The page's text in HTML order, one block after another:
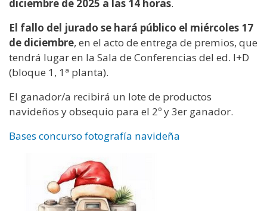
diciembre de 2025 a las 14 horas.
El fallo del jurado se hará público el miércoles 17
de diciembre, en el acto de entrega de premios, que
tendrá lugar en la Sala de Conferencias del ed. I+D
(bloque 1, 1ª planta).
El ganador/a recibirá un lote de productos
navideños y obsequio para el 2º y 3er ganador.
Bases concurso fotografía navideña